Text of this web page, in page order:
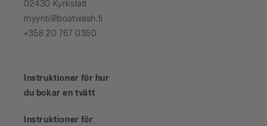
02430 Kyrkslätt
myynti@boatwash.fi
+358 20 767 0350
Instruktioner för hur
du bokar en tvätt
Instruktioner för